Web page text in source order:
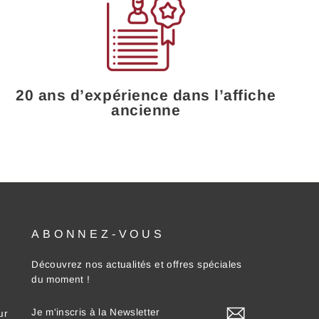
20 ans d’expérience dans l’affiche
ancienne
ABONNEZ-VOUS
Découvrez nos actualités et offres spéciales
du moment !
M'INSCRIS